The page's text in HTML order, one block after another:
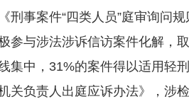
刑事案件“四类人员”庭审询问
参与涉法涉诉信访案件化解，
集中，31%的案件得以适用轻
关负责人出庭应诉办法》，涉